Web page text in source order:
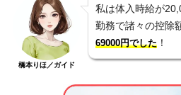
橋本りほ／ガイド
私は体入時給が
勤務で諸々の控除
69000円でした！